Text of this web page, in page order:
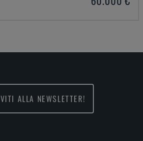
ALLA NEWSLETTER!